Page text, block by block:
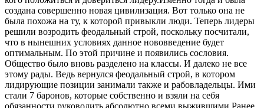
создана совершенно новая цивилизация. Вот только она не
была похожа на ту, к которой привыкли люди. Теперь лидеры
решили возродить феодальный строй, поскольку посчитали,
что в нынешних условиях данное нововведение будет
оптимальным. По этой причине и появились сословия.
Общество было вновь разделено на классы. И далеко не все
этому рады. Ведь вернулся феодальный строй, в котором
лидирующие позиции занимали также и рабовладельцы. Ими
стали 7 баронов, которые собственно и взяли на себя